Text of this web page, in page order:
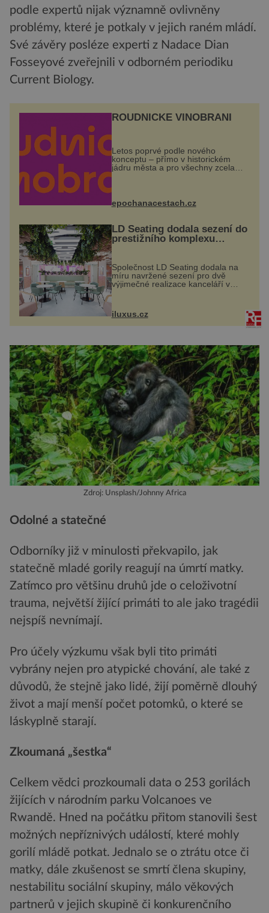
podle expertů nijak významně ovlivněny
problémy, které je potkaly v jejich raném mládí.
Své závěry posléze experti z Nadace Dian
Fosseyové zveřejnili v odborném periodiku
Current Biology.
ROUDNICKÉ VINOBRANÍ
Letos poprvé podle nového
konceptu – přímo v historickém
jádru města a pro všechny zcela
zdarma. Hlavní program se
náměstí. Návštěvníci se mohou těšit
na víno, burčák, pes...
epochanacestach.cz
LD Seating dodala sezení do
prestižního komplexu
MediaCityUK v Salfordu
Společnost LD Seating dodala na
míru navržené sezení pro dvě
výjimečné realizace kanceláří v
areálu MediaCityUK v anglickém
Tower a Orange Tower. Komplex
budov Media...
iluxus.cz
Zdroj: Unsplash/Johnny Africa
Odolné a statečné
Odborníky již v minulosti překvapilo, jak
statečně mladé gorily reagují na úmrtí matky.
Zatímco pro většinu druhů jde o celoživotní
trauma, největší žijící primáti to ale jako tragédii
nejspíš nevnímají.
Pro účely výzkumu však byli tito primáti
vybrány nejen pro atypické chování, ale také z
důvodů, že stejně jako lidé, žijí poměrně dlouhý
život a mají menší počet potomků, o které se
láskyplně starají.
Zkoumaná „šestka“
Celkem vědci prozkoumali data o 253 gorilách
žijících v národním parku Volcanoes ve
Rwandě. Hned na počátku přitom stanovili šest
možných nepříznivých událostí, které mohly
gorilí mládě potkat. Jednalo se o ztrátu otce či
matky, dále zkušenost se smrtí člena skupiny,
nestabilitu sociální skupiny, málo věkových
partnerů v jejich skupině či konkurenčního